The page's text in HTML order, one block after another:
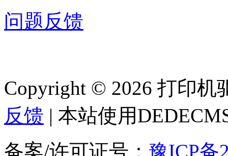
问题反馈
Copyright © 2026 打印
反馈 | 本站使用
备案/许可证号： 豫ICP备